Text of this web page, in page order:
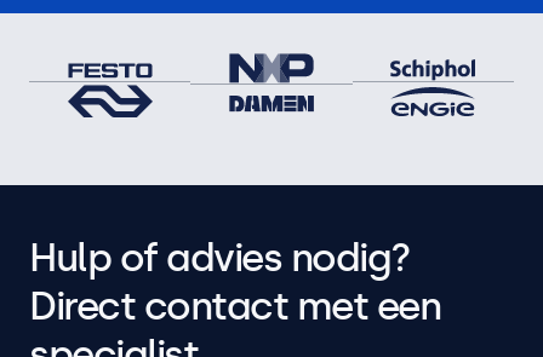
Hulp of advies nodig?
Direct contact met een